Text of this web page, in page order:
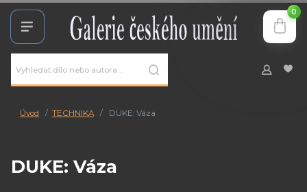
0
Úvod TECHNIKA DUKE: Váza
DUKE: Váza